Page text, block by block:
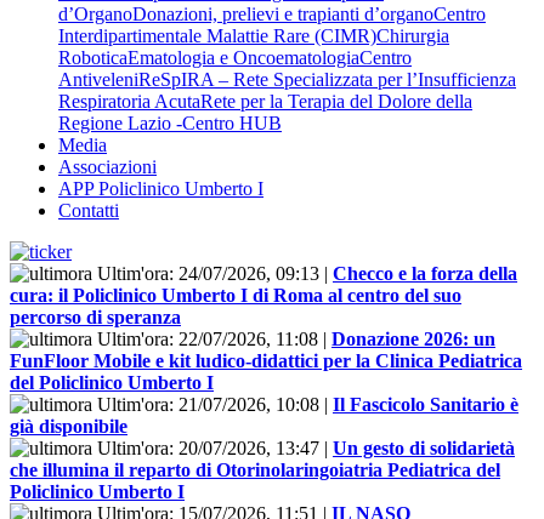
d’OrganoDonazioni, prelievi e trapianti d’organoCentro
Interdipartimentale Malattie Rare (CIMR)Chirurgia
RoboticaEmatologia e OncoematologiaCentro
AntiveleniReSpIRA – Rete Specializzata per l’Insufficienza
Respiratoria AcutaRete per la Terapia del Dolore della
Regione Lazio -Centro HUB
Media
Associazioni
APP Policlinico Umberto I
Contatti
Ultim'ora: 24/07/2026, 09:13 | Checco e la forza della
cura: il Policlinico Umberto I di Roma al centro del suo
percorso di speranza
Ultim'ora: 22/07/2026, 11:08 | Donazione 2026: un
FunFloor Mobile e kit ludico-didattici per la Clinica Pediatrica
del Policlinico Umberto I
Ultim'ora: 21/07/2026, 10:08 | Il Fascicolo Sanitario è
già disponibile
Ultim'ora: 20/07/2026, 13:47 | Un gesto di solidarietà
che illumina il reparto di Otorinolaringoiatria Pediatrica del
Policlinico Umberto I
Ultim'ora: 15/07/2026, 11:51 | IL NASO